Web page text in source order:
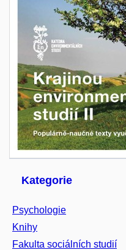
Kategorie
Psychologie
Knihy
Fakulta sociálních studií